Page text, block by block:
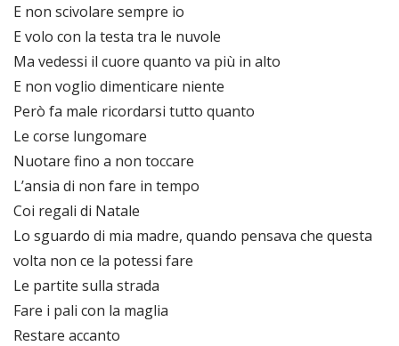
E non scivolare sempre io
E volo con la testa tra le nuvole
Ma vedessi il cuore quanto va più in alto
E non voglio dimenticare niente
Però fa male ricordarsi tutto quanto
Le corse lungomare
Nuotare fino a non toccare
L’ansia di non fare in tempo
Coi regali di Natale
Lo sguardo di mia madre, quando pensava che questa
volta non ce la potessi fare
Le partite sulla strada
Fare i pali con la maglia
Restare accanto